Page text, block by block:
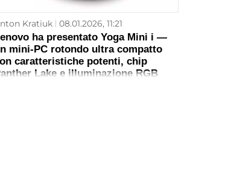
Kratiuk 08.01.2026, 11:21
ha presentato Yoga Mini i —
mini-PC rotondo ultra compatto
caratteristiche potenti, chip
Lake e illuminazione RGB